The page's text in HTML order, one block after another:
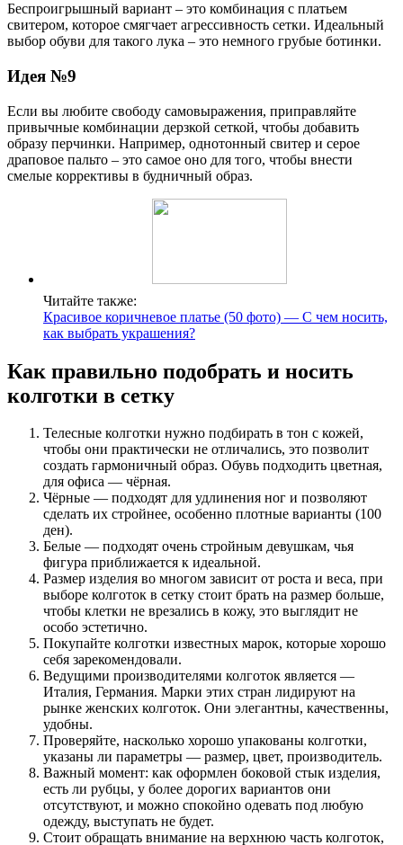
Беспроигрышный вариант – это комбинация с платьем
свитером, которое смягчает агрессивность сетки. Идеальный
выбор обуви для такого лука – это немного грубые ботинки.
Идея №9
Если вы любите свободу самовыражения, приправляйте
привычные комбинации дерзкой сеткой, чтобы добавить
образу перчинки. Например, однотонный свитер и серое
драповое пальто – это самое оно для того, чтобы внести
смелые коррективы в будничный образ.
Читайте также:
Красивое коричневое платье (50 фото) — С чем носить,
как выбрать украшения?
Как правильно подобрать и носить
колготки в сетку
Телесные колготки нужно подбирать в тон с кожей,
чтобы они практически не отличались, это позволит
создать гармоничный образ. Обувь подходить цветная,
для офиса — чёрная.
Чёрные — подходят для удлинения ног и позволяют
сделать их стройнее, особенно плотные варианты (100
ден).
Белые — подходят очень стройным девушкам, чья
фигура приближается к идеальной.
Размер изделия во многом зависит от роста и веса, при
выборе колготок в сетку стоит брать на размер больше,
чтобы клетки не врезались в кожу, это выглядит не
особо эстетично.
Покупайте колготки известных марок, которые хорошо
себя зарекомендовали.
Ведущими производителями колготок является —
Италия, Германия. Марки этих стран лидируют на
рынке женских колготок. Они элегантны, качественны,
удобны.
Проверяйте, насколько хорошо упакованы колготки,
указаны ли параметры — размер, цвет, производитель.
Важный момент: как оформлен боковой стык изделия,
есть ли рубцы, у более дорогих вариантов они
отсутствуют, и можно спокойно одевать под любую
одежду, выступать не будет.
Стоит обращать внимание на верхнюю часть колготок,